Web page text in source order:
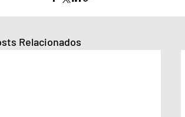
Relacionados